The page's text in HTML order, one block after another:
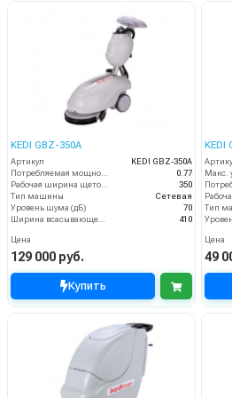
KEDI GBZ-350A
Артикул
KEDI GBZ-350A
Потребляемая мощность (кВт)
0.77
Рабочая ширина щеток (мм)
350
Тип машины
Сетевая
Уровень шума (дБ)
70
Ширина всасывающей балки (мм)
410
Цена
129 000 руб.
Купить
KEDI
Макс.
Тип
Цена
49